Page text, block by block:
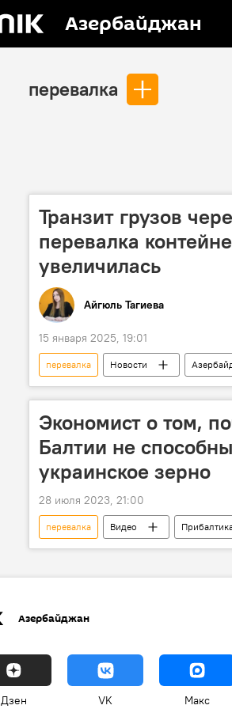
Азербайджан
перевалка
Транзит грузов
перевалка
увеличилась
Айгюль Тагиева
15 января 2025, 19:01
перевалка Новости
Грузоперевозки
Каспий
Экономист о том,
Балтии не
украинское зерно
28 июля 2023, 21:00
перевалка Видео
возможности
Азербайджан
Дзен VK Макс